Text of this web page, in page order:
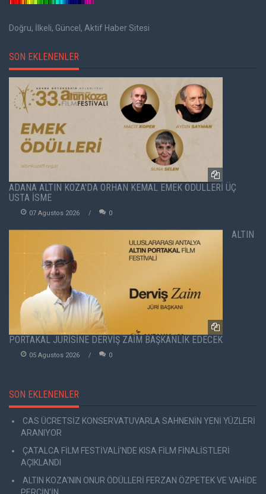
Doğru, İlkeli, Güncel, Aktif Haber Sitesi
SON EKLENENLER
ADANA ALTIN KOZA'DA ORHAN KEMAL EMEK ÖDÜLLERİ ÜÇ
USTA İSME
07 Agustos 2026 0
ALTIN
PORTAKAL JÜRİSİNE DERVİŞ ZAİM BAŞKANLIK EDECEK
05 Agustos 2026 0
SON EKLENENLER
CAS ÜCRETSİZ KONSERVATUVARLA SAHNENİN YENİ YÜZLERİ
ARANIYOR
ÇATALCA FİLM FESTİVALİ'NDE KISA FİLM FİNALİSTLERİ
AÇIKLANDI
ALTIN KOZA'NIN ONUR ÖDÜLLERİ FERZAN ÖZPETEK VE VAHİDE